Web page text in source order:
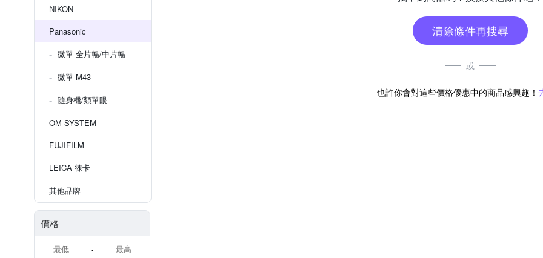
NIKON
Panasonic
微單-全片幅/中片幅
微單-M43
隨身機/類單眼
OM SYSTEM
FUJIFILM
LEICA 徠卡
其他品牌
價格
-
清除條件再搜尋
或
也許你會對這些價格優惠中的商品感興趣！